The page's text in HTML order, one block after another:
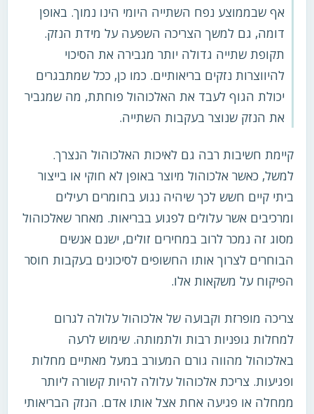
אף שבממוצע נפח השתייה היומי הינו נמוך. באופן
דומה, גם למשך הצריכה השפעה על מידת הנזק.
תקופת שתייה גדולה יותר מגבירה את הסיכוי
להיווצרות נזקים בריאותיים. כמו כן, ככל שמתבגרים
יכולת הגוף לעבד את האלכוהול פוחתת, מה שמגביר
את הנזק שנוצר בעקבות השתייה.
קיימת חשיבות רבה גם לאיכות האלכוהול הנצרך.
למשל, כאשר אלכוהול מיוצר באופן לא חוקי או בייצור
ביתי קיים חשש לכך שיהיה נגוע בחומרים רעילים
ומרכיבים אשר עלולים לפגוע בבריאות. מאחר שאלכוהול
מסוג זה נמכר לרוב במחירים זולים, ישנם אנשים
הבוחרים לצרוך אותו החשופים לסיכונים בעקבות חוסר
הפיקוח על משקאות אלו.
צריכה מופרזת וקבועה של אלכוהול עלולה לגרום
למחלות גופניות רבות ולתמותה. שימוש לרעה
באלכוהול מהווה גורם המעורב במעל מאתיים מחלות
ופגיעות. צריכת אלכוהול עלולה להיות קשורה ליותר
ממחלה או פגיעה אחת אצל אותו אדם. הנזק הבריאותי